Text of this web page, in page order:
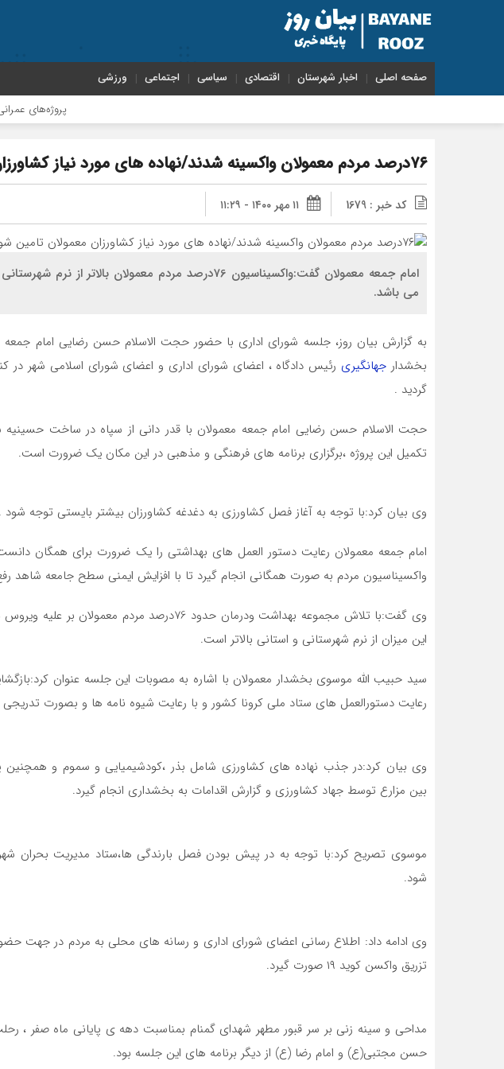
صفحه اصلی اخبار شهرستان اقتصادی سیاسی اجتماعی ورزشی
پروژه‌های عمرانی و
۷۶درصد مردم معمولان واکسینه شدند/نهاده های مورد نیاز کشاورزان معمولان تامین شود
کد خبر : 1679 ۱۱ مهر ۱۴۰۰ - ۱۱:۲۹
امام جمعه معمولان گفت:واکسیناسیون 76درصد مردم معمولان
می باشد.
به گزارش بیان روز، جلسه شورای اداری با حضور حجت الاسلام حسن رضایی امام جمعه
بخشدار جهانگیری رئیس دادگاه ، اعضای شورای اداری و اعضای شورای اسلامی شهر در
گردید .
حجت الاسلام حسن رضایی امام جمعه معمولان با قدر دانی از سپاه در ساخت حسینیه
تکمیل این پروژه ،برگزاری برنامه های فرهنگی و مذهبی در این مکان یک ضرورت است.
وی بیان کرد:با توجه به آغاز فصل کشاورزی به دغدغه کشاورزان بیشتر بایستی توجه شود .
امام جمعه معمولان رعایت دستور العمل های بهداشتی را یک ضرورت برای همگان
واکسیناسیون مردم به صورت همگانی انجام گیرد تا با افزایش ایمنی سطح جامعه شاهد
وی گفت:با تلاش مجموعه بهداشت ودرمان حدود 76درصد مردم
این میزان از نرم شهرستانی و استانی بالاتر است.
سید حبیب الله موسوی بخشدار معمولان با اشاره به مصوبات این جلسه عنوان
رعایت دستورالعمل های ستاد ملی کرونا کشور و با رعایت شیوه نامه ها و بصورت تدریجی
وی بیان کرد:در جذب نهاده های کشاورزی شامل بذر ،کودشیمیایی و سموم و
بین مزارع توسط جهاد کشاورزی و گزارش اقدامات به بخشداری انجام گیرد.
موسوی تصریح کرد:با توجه به در پیش بودن فصل بارندگی ها،ستاد مدیریت بحران
شود.
وی ادامه داد: اطلاع رسانی اعضای شورای اداری و رسانه های محلی به مردم در جهت
تزریق واکسن کوید ۱۹ صورت گیرد.
مداحی و سینه زنی بر سر قبور مطهر شهدای گمنام بمناسبت دهه ی پایانی ماه صفر ،
حسن مجتبی(ع) و امام رضا (ع) از دیگر برنامه های این جلسه بود.